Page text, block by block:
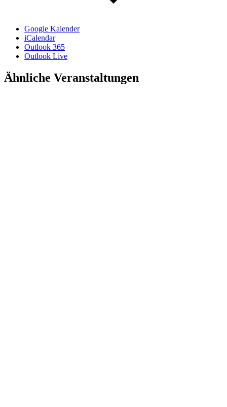
Google Kalender
iCalendar
Outlook 365
Outlook Live
Ähnliche Veranstaltungen